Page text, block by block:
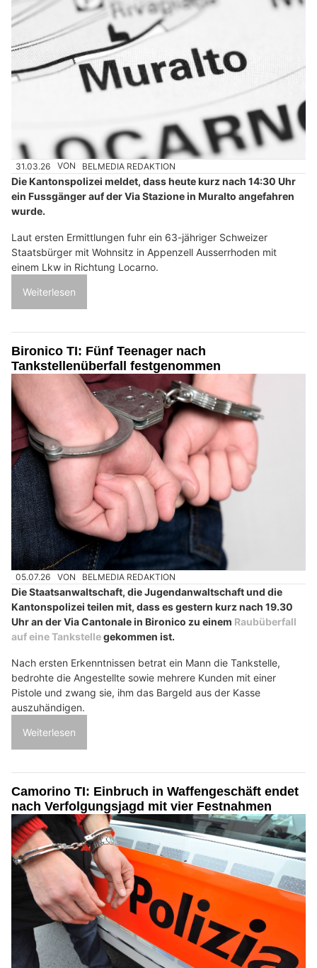
31.03.26 VON BELMEDIA REDAKTION
Die Kantonspolizei meldet, dass heute kurz nach 14:30 Uhr
ein Fussgänger auf der Via Stazione in Muralto angefahren
wurde.
Laut ersten Ermittlungen fuhr ein 63-jähriger Schweizer
Staatsbürger mit Wohnsitz in Appenzell Ausserrhoden mit
einem Lkw in Richtung Locarno.
Weiterlesen
Bironico TI: Fünf Teenager nach
Tankstellenüberfall festgenommen
05.07.26 VON BELMEDIA REDAKTION
Die Staatsanwaltschaft, die Jugendanwaltschaft und die
Kantonspolizei teilen mit, dass es gestern kurz nach 19.30
Uhr an der Via Cantonale in Bironico zu einem Raubüberfall
auf eine Tankstellegekommen ist.
Nach ersten Erkenntnissen betrat ein Mann die Tankstelle,
bedrohte die Angestellte sowie mehrere Kunden mit einer
Pistole und zwang sie, ihm das Bargeld aus der Kasse
auszuhändigen.
Weiterlesen
Camorino TI: Einbruch in Waffengeschäft endet
nach Verfolgungsjagd mit vier Festnahmen